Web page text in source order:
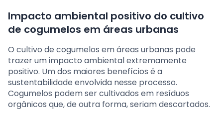
Impacto ambiental positivo do cultivo
de cogumelos em áreas urbanas
O cultivo de cogumelos em áreas urbanas pode
trazer um impacto ambiental extremamente
positivo. Um dos maiores benefícios é a
sustentabilidade envolvida nesse processo.
Cogumelos podem ser cultivados em resíduos
orgânicos que, de outra forma, seriam descartados.